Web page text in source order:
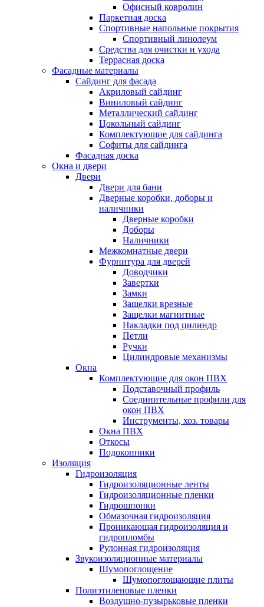
Офисный ковролин
Паркетная доска
Спортивные напольные покрытия
Спортивный линолеум
Средства для очистки и ухода
Террасная доска
Фасадные материалы
Сайдинг для фасада
Акриловый сайдинг
Виниловый сайдинг
Металлический сайдинг
Цокольный сайдинг
Комплектующие для сайдинга
Софиты для сайдинга
Фасадная доска
Окна и двери
Двери
Двери для бани
Дверные коробки, доборы и
наличники
Дверные коробки
Доборы
Наличники
Межкомнатные двери
Фурнитура для дверей
Доводчики
Завертки
Замки
Защелки врезные
Защелки магнитные
Накладки под цилиндр
Петли
Ручки
Цилиндровые механизмы
Окна
Комплектующие для окон ПВХ
Подставочный профиль
Соединительные профили для
окон ПВХ
Инструменты, хоз. товары
Окна ПВХ
Откосы
Подоконники
Изоляция
Гидроизоляция
Гидроизоляционные ленты
Гидроизоляционные пленки
Гидрошпонки
Обмазочная гидроизоляция
Проникающая гидроизоляция и
гидропломбы
Рулонная гидроизоляция
Звукоизоляционные материалы
Шумопоглощение
Шумопоглощающие плиты
Полиэтиленовые пленки
Воздушно-пузырьковые пленки